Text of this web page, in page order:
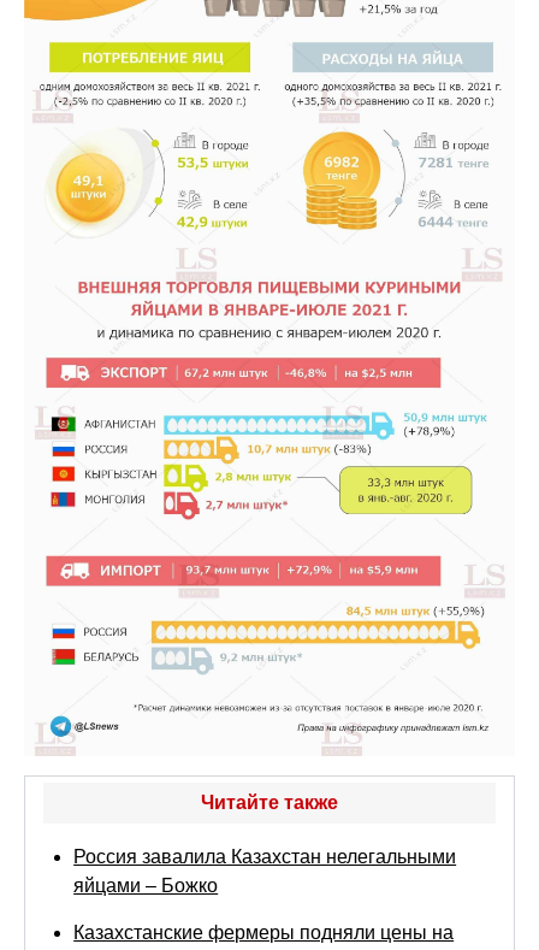
Читайте также
Россия завалила Казахстан нелегальными
яйцами – Божко
Казахстанские фермеры подняли цены на